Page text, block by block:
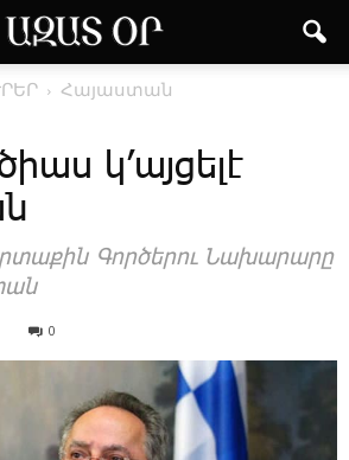
Հայաստան
կ’այցելէ
Գործերու Նախարարը
0